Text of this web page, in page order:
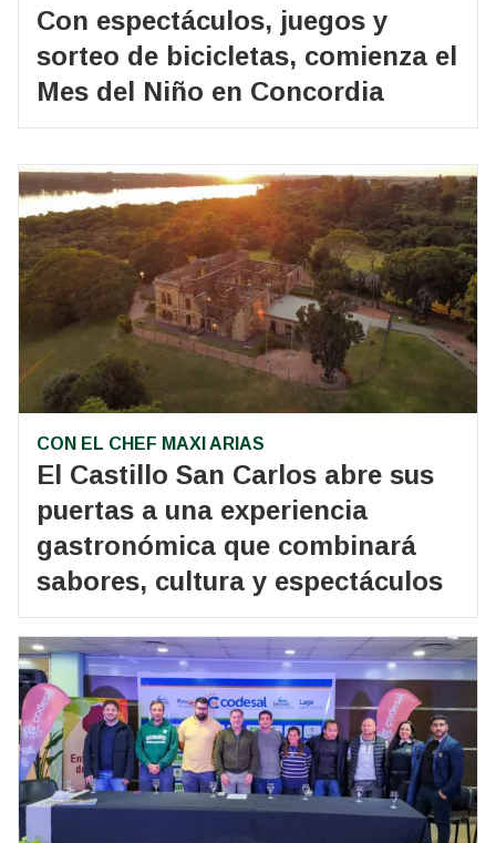
Con espectáculos, juegos y
sorteo de bicicletas, comienza el
Mes del Niño en Concordia
CON EL CHEF MAXI ARIAS
El Castillo San Carlos abre sus
puertas a una experiencia
gastronómica que combinará
sabores, cultura y espectáculos